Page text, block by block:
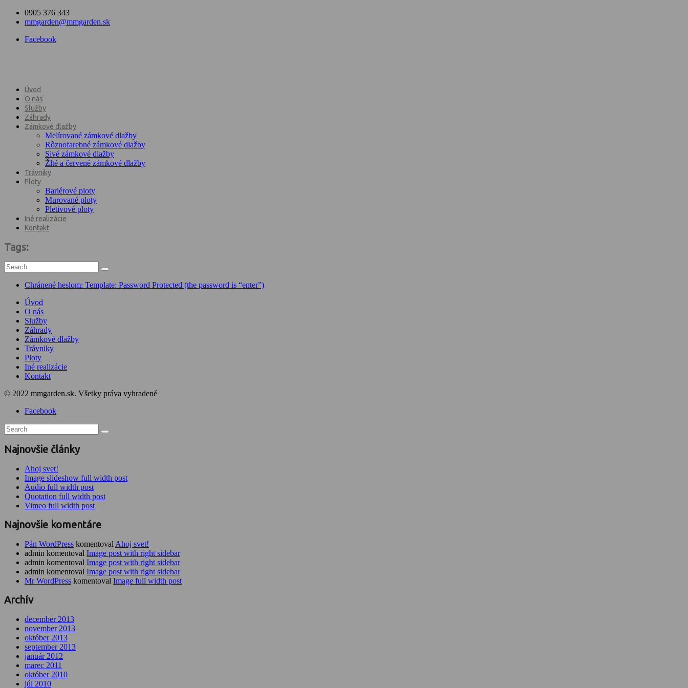
0905 376 343
mmgarden@mmgarden.sk
Facebook
Úvod
O nás
Služby
Záhrady
Zámkové dlažby
Melírované zámkové dlažby
Rôznofarebné zámkové dlažby
Sivé zámkové dlažby
Žlté a červené zámkové dlažby
Trávniky
Ploty
Bariérové ploty
Murované ploty
Pletivové ploty
Iné realizácie
Kontakt
Tags:
Chránené heslom: Template: Password Protected (the password is “enter”)
Úvod
O nás
Služby
Záhrady
Zámkové dlažby
Trávniky
Ploty
Iné realizácie
Kontakt
© 2022 mmgarden.sk. Všetky práva vyhradené
Facebook
Najnovšie články
Ahoj svet!
Image slideshow full width post
Audio full width post
Quotation full width post
Vimeo full width post
Najnovšie komentáre
Pán WordPress komentoval Ahoj svet!
admin komentoval Image post with right sidebar
admin komentoval Image post with right sidebar
admin komentoval Image post with right sidebar
Mr WordPress komentoval Image full width post
Archív
december 2013
november 2013
október 2013
september 2013
január 2012
marec 2011
október 2010
júl 2010